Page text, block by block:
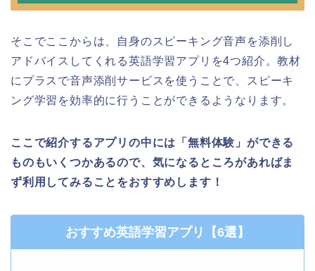
そこでここからは、自身のスピーキング音声を添削し
アドバイスしてくれる英語学習アプリを4つ紹介。教材
にプラスで音声添削サービスを使うことで、スピーキ
ング学習を効率的に行うことができるようなります。
ここで紹介するアプリの中には「無料体験」ができる
ものもいくつかあるので、気になるところがあればま
ず利用してみることをおすすめします！
おすすめ英語学習アプリ【6選】